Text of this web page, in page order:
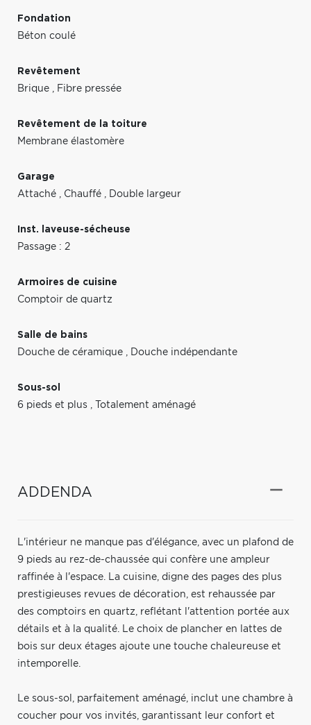
Fondation
Béton coulé
Revêtement
Brique , Fibre pressée
Revêtement de la toiture
Membrane élastomère
Garage
Attaché , Chauffé , Double largeur
Inst. laveuse-sécheuse
Passage : 2
Armoires de cuisine
Comptoir de quartz
Salle de bains
Douche de céramique , Douche indépendante
Sous-sol
6 pieds et plus , Totalement aménagé
ADDENDA
L'intérieur ne manque pas d'élégance, avec un plafond de
9 pieds au rez-de-chaussée qui confère une ampleur
raffinée à l'espace. La cuisine, digne des pages des plus
prestigieuses revues de décoration, est rehaussée par
des comptoirs en quartz, reflétant l'attention portée aux
détails et à la qualité. Le choix de plancher en lattes de
bois sur deux étages ajoute une touche chaleureuse et
intemporelle.
Le sous-sol, parfaitement aménagé, inclut une chambre à
coucher pour vos invités, garantissant leur confort et